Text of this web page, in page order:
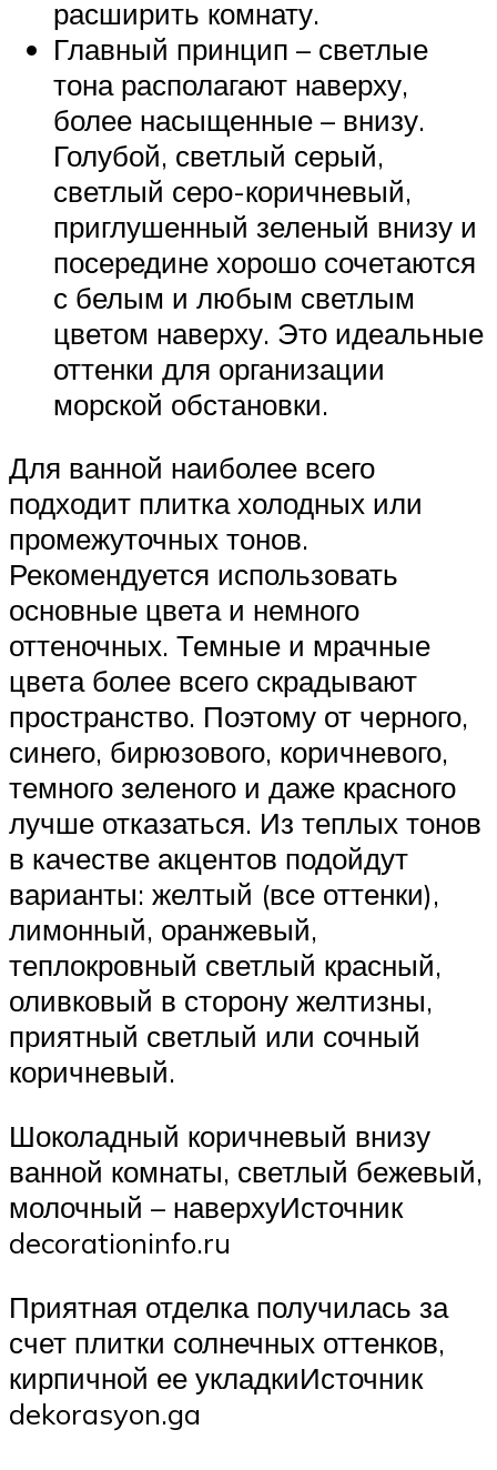
расширить комнату.
Главный принцип – светлые
тона располагают наверху,
более насыщенные – внизу.
Голубой, светлый серый,
светлый серо-коричневый,
приглушенный зеленый внизу и
посередине хорошо сочетаются
с белым и любым светлым
цветом наверху. Это идеальные
оттенки для организации
морской обстановки.
Для ванной наиболее всего
подходит плитка холодных или
промежуточных тонов.
Рекомендуется использовать
основные цвета и немного
оттеночных. Темные и мрачные
цвета более всего скрадывают
пространство. Поэтому от черного,
синего, бирюзового, коричневого,
темного зеленого и даже красного
лучше отказаться. Из теплых тонов
в качестве акцентов подойдут
варианты: желтый (все оттенки),
лимонный, оранжевый,
теплокровный светлый красный,
оливковый в сторону желтизны,
приятный светлый или сочный
коричневый.
Шоколадный коричневый внизу
ванной комнаты, светлый бежевый,
молочный – наверхуИсточник
decorationinfo.ru
Приятная отделка получилась за
счет плитки солнечных оттенков,
кирпичной ее укладкиИсточник
dekorasyon.ga